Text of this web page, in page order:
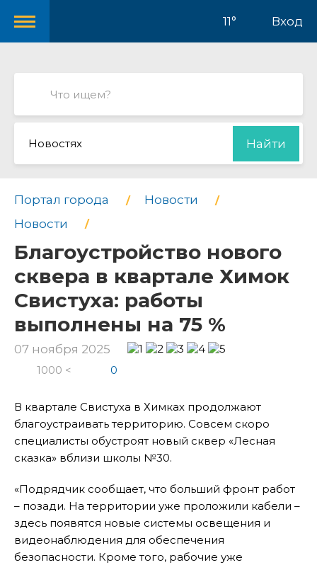
11° Вход
Новостях Найти
Портал города
Новости
Новости
Благоустройство нового
сквера в квартале Химок
Свистуха: работы
выполнены на 75 %
07 ноября 2025
1000 < 0
В квартале Свистуха в Химках продолжают
благоустраивать территорию. Совсем скоро
специалисты обустроят новый сквер «Лесная
сказка» вблизи школы №30.
«Подрядчик сообщает, что больший фронт работ
– позади. На территории уже проложили кабели –
здесь появятся новые системы освещения и
видеонаблюдения для обеспечения
безопасности. Кроме того, рабочие уже